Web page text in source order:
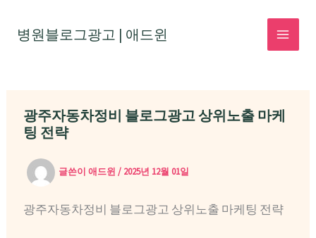
병원블로그광고 | 애드윈
광주자동차정비 블로그광고 상위노출 마케
팅 전략
글쓴이애드윈/ 2025년 12월 01일
광주자동차정비 블로그광고 상위노출 마케팅 전략